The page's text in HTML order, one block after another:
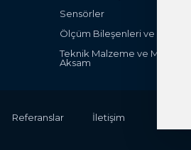
Sensörler
Ölçüm Bileşenleri ve Cihazları
Teknik Malzeme ve Mekanik
Aksam
Referanslar İletişim